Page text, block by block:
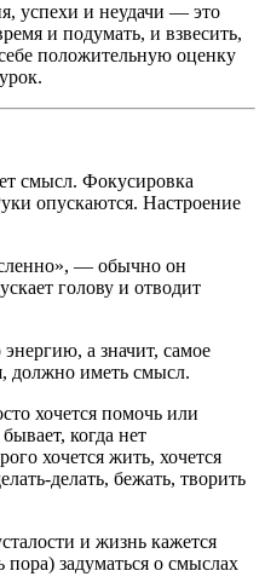
успехи и неудачи — это
и подумать, и взвесить,
положительную оценку
смысл. Фокусировка
опускаются. Настроение
— обычно он
голову и отводит
а значит, самое
должно иметь смысл.
хочется помочь или
когда нет
хочется жить, хочется
делать, бежать, творить
и жизнь кажется
пора) задуматься о смыслах